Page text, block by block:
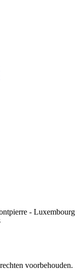
- Luxembourg
voorbehouden.